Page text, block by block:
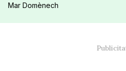
Mar Domènech